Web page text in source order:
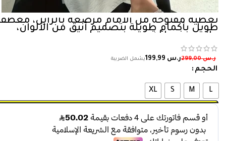
تغطية مفتوحة من الأمام مرصعة بالراين،
طويل بأكمام طويلة بتصميم أنيق من الألوان،
ملابس نسائية
ر.س299,00 ر.س
الحجم
L
M
S
XL